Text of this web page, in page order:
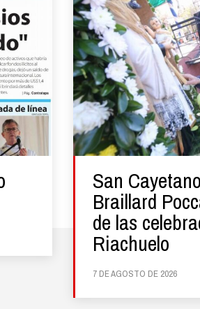
San
Braillard
de las
Riachuelo
7 DE AGOSTO DE 2026